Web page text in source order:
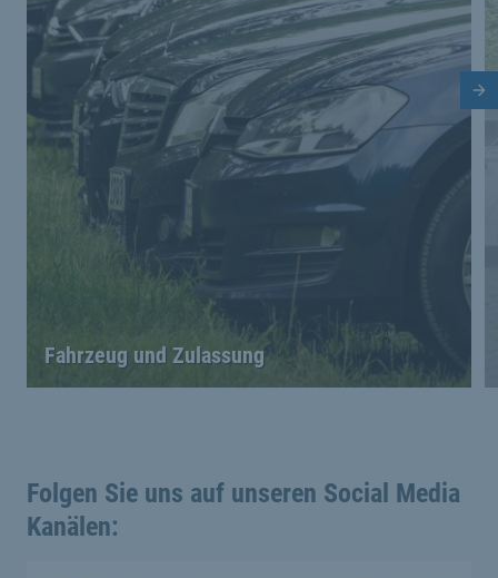
Fahrzeug und Zulassung
Folgen Sie uns auf unseren Social Media
Kanälen: